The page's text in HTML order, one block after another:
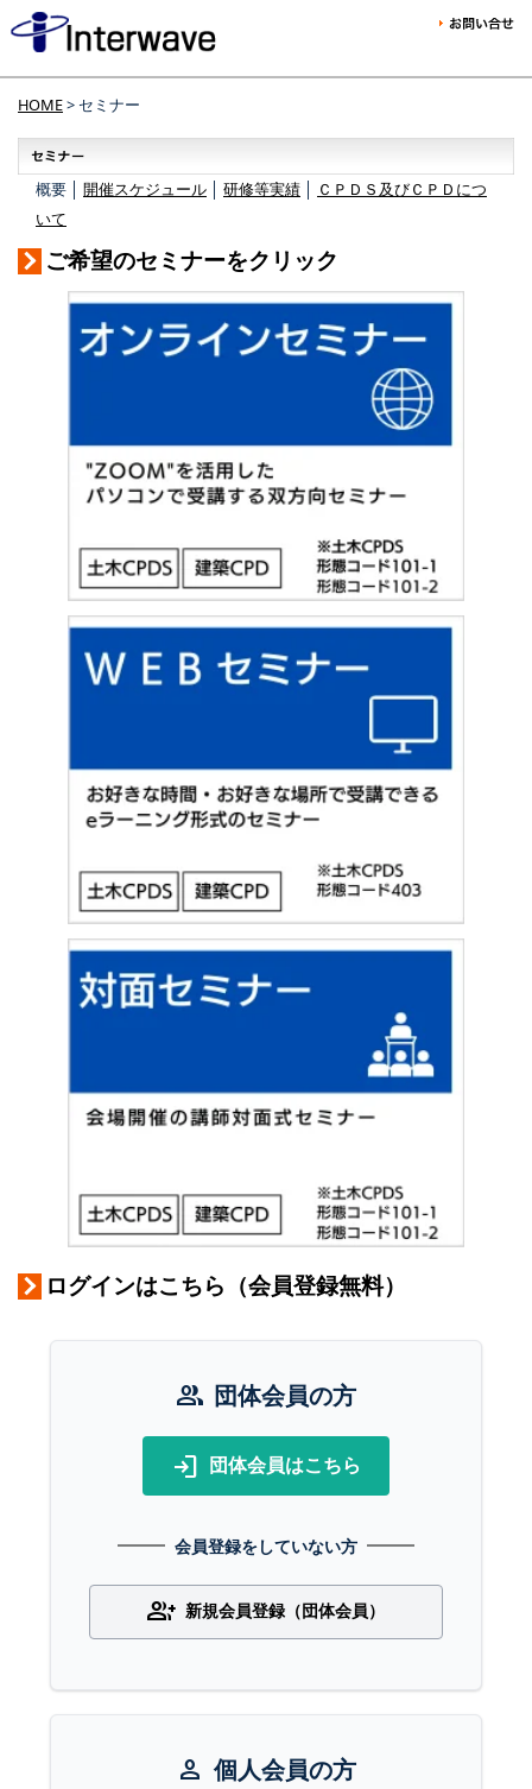
HOME> セミナー
概要 │ 開催スケジュール 研修等実績
ＣＰＤＳ及びＣＰＤにつ
いて
ご希望のセミナーをクリック
ログインはこちら（会員登録無料）
group 団体会員の方
login 団体会員はこちら
会員登録をしていない方
group_add 新規会員登録（団体会員）
person 個人会員の方